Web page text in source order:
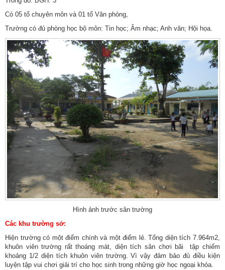
Có 05 tổ chuyên môn và 01 tổ Văn phòng,
Trường có đủ phòng học bộ môn: Tin học; Âm nhạc; Anh văn; Hội họa.
Hình ảnh trước sân trường
Các khu trường sở:
Hiện trường có một điểm chính và một điểm lẻ. Tổng diện tích 7.964m2,
khuôn viên trường rất thoáng mát, diện tích sân chơi bãi tập chiếm
khoảng 1/2 diện tích khuôn viên trường. Vì vậy đảm bảo đủ điều kiện
luyện tập vui chơi giải trí cho học sinh trong những giờ học ngoại khóa.